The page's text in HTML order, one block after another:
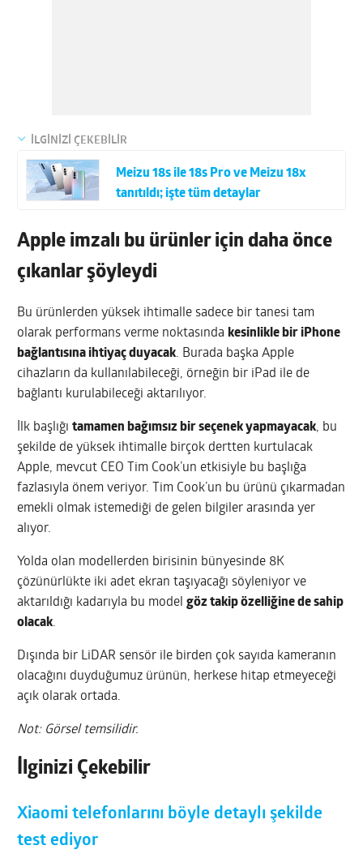
İLGİNİZİ ÇEKEBİLİR
Meizu 18s ile 18s Pro ve Meizu 18x
tanıtıldı; işte tüm detaylar
Apple imzalı bu ürünler için daha önce
çıkanlar şöyleydi
Bu ürünlerden yüksek ihtimalle sadece bir tanesi tam
olarak performans verme noktasındakesinlikle bir iPhone
bağlantısına ihtiyaç duyacak. Burada başka Apple
cihazların da kullanılabileceği, örneğin bir iPad ile de
bağlantı kurulabileceği aktarılıyor.
İlk başlığıtamamen bağımsız bir seçenek yapmayacak, bu
şekilde de yüksek ihtimalle birçok dertten kurtulacak
Apple, mevcut CEO Tim Cook’un etkisiyle bu başlığa
fazlasıyla önem veriyor. Tim Cook’un bu ürünü çıkarmadan
emekli olmak istemediği de gelen bilgiler arasında yer
alıyor.
Yolda olan modellerden birisinin bünyesinde 8K
çözünürlükte iki adet ekran taşıyacağı söyleniyor ve
aktarıldığı kadarıyla bu modelgöz takip özelliğine de sahip
olacak.
Dışında bir LiDAR sensör ile birden çok sayıda kameranın
olacağını duyduğumuz ürünün, herkese hitap etmeyeceği
açık olarak ortada.
Not: Görsel temsilidir.
İlginizi Çekebilir
Xiaomi telefonlarını böyle detaylı şekilde
test ediyor